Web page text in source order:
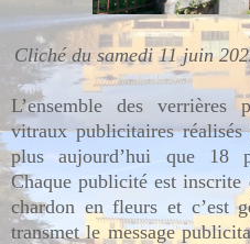
Cliché du samedi 11 juin
L’ensemble des verrières
vitraux publicitaires
plus aujourd’hui que 18
Chaque publicité est inscrite
chardon en fleurs et c’est
transmet le message